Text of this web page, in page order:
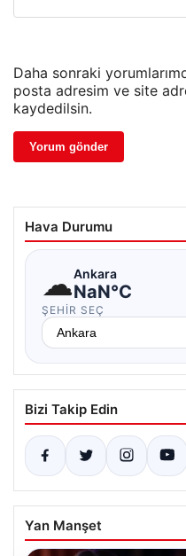
Daha sonraki
posta adresim ve site
kaydedilsin.
Hava Durumu
☁Ankara
NaN°C
ŞEHIR SEÇ
Bizi Takip Edin
Yan Manşet